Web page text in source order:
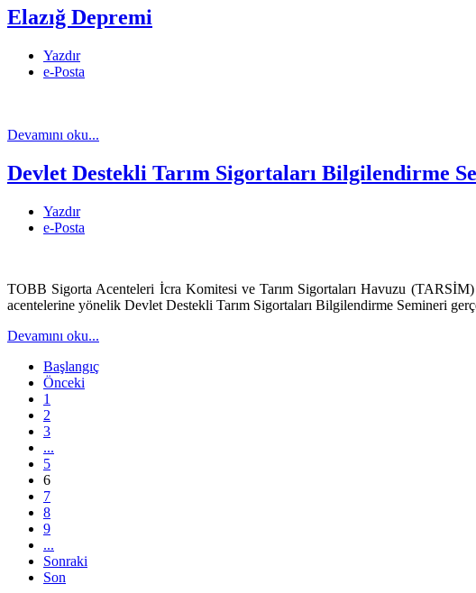
Elazığ Depremi
Yazdır
e-Posta
Devamını oku...
Devlet Destekli Tarım Sigortaları Bilgilendirme
Yazdır
e-Posta
TOBB Sigorta Acenteleri İcra Komitesi ve Tarım Sigortaları Havuzu
acentelerine yönelik Devlet Destekli Tarım Sigortaları Bilgilendirme Semineri
Devamını oku...
Başlangıç
Önceki
1
2
3
...
5
6
7
8
9
...
Sonraki
Son